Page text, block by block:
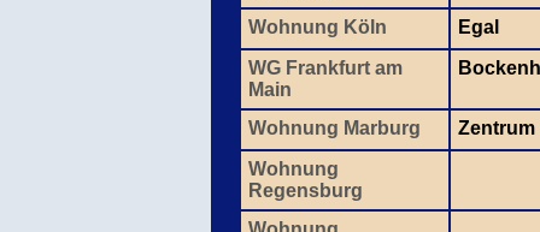
Wohnung Köln
Egal
WG Frankfurt am
Main
Wohnung Marburg
Zentrum
Wohnung
Regensburg